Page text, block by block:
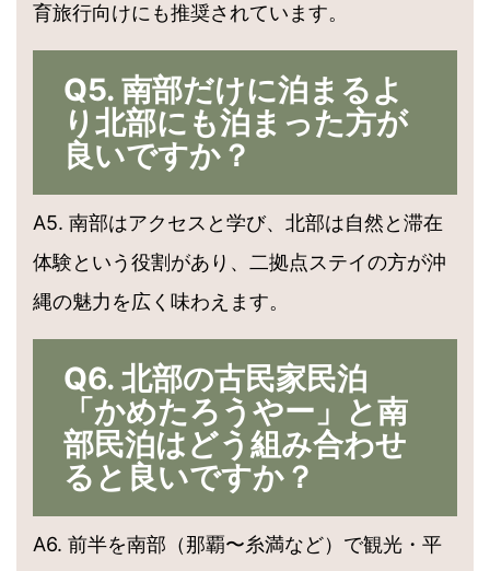
育旅行向けにも推奨されています。
Q5. 南部だけに泊まるよ
り北部にも泊まった方が
良いですか？
A5. 南部はアクセスと学び、北部は自然と滞在
体験という役割があり、二拠点ステイの方が沖
縄の魅力を広く味わえます。
Q6. 北部の古民家民泊
「かめたろうやー」と南
部民泊はどう組み合わせ
ると良いですか？
A6. 前半を南部（那覇〜糸満など）で観光・平